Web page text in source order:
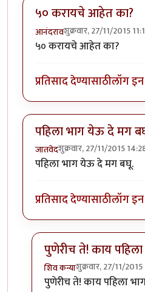
५० करायचे आहेत का?
आनंदरावशुक्रवार, 27/11/2015
५० करायचे आहेत का?
प्रतिसाद देण्यासाठीलॉग
पहिला भाग येऊ दे मग
जातवेदशुक्रवार, 27/11/2015
पहिला भाग येऊ दे मग बघू.
प्रतिसाद देण्यासाठीलॉग
पुणेरीच ते! काय
शिव कन्याशुक्रवार, 27/11/2015
In reply toपहिला भाग
पुणेरीच ते! काय पहिला